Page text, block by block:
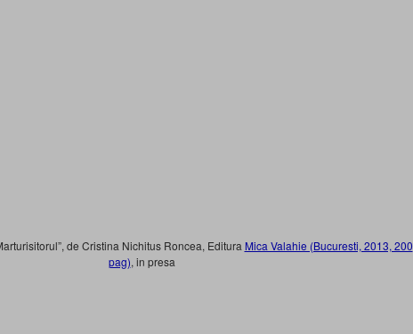
de Cristina Nichitus Roncea, Editura Mica Valahie (Bucuresti, 2013, 200
pag), in presa